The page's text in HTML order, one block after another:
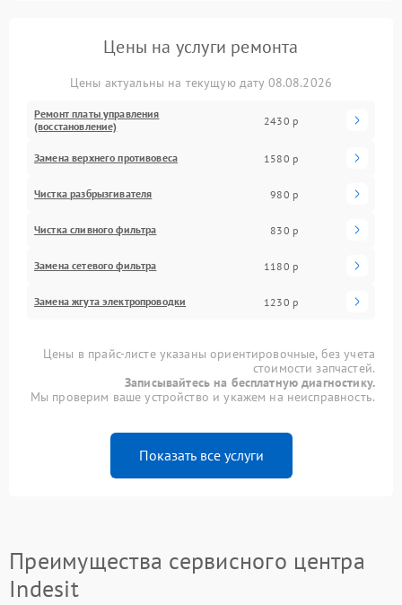
Цены на услуги ремонта
Цены актуальны на текущую дату 08.08.2026
Ремонт платы управления
(восстановление)
2430 р
Замена верхнего противовеса 1580 р
Чистка разбрызгивателя 980 р
Чистка сливного фильтра 830 р
Замена сетевого фильтра 1180 р
Замена жгута электропроводки 1230 р
Цены в прайс-листе указаны ориентировочные, без учета
стоимости запчастей.
Записывайтесь на бесплатную диагностику.
Мы проверим ваше устройство и укажем на неисправность.
Показать все услуги
Преимущества сервисного центра
Indesit